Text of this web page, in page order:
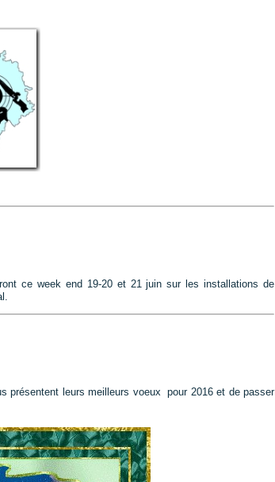
ce week end 19-20 et 21 juin sur les installations de
présentent leurs meilleurs voeux pour 2016 et de passer